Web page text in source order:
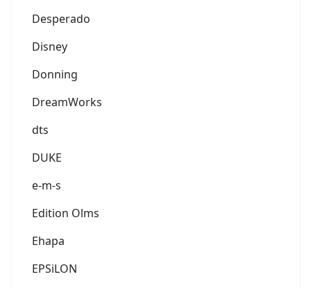
Desperado
Disney
Donning
DreamWorks
dts
DUKE
e-m-s
Edition Olms
Ehapa
EPSiLON